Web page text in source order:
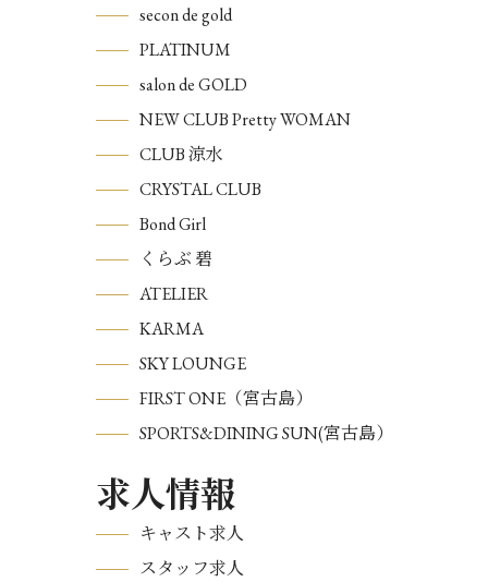
secon de gold
PLATINUM
salon de GOLD
NEW CLUB Pretty WOMAN
CLUB 涼水
CRYSTAL CLUB
Bond Girl
くらぶ 碧
ATELIER
KARMA
SKY LOUNGE
FIRST ONE（宮古島）
SPORTS&DINING SUN(宮古島）
求人情報
キャスト求人
スタッフ求人